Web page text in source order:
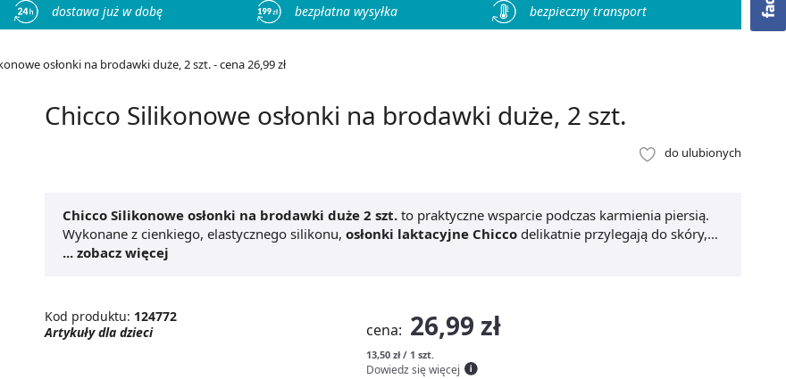
dostawa już w dobę bezpłatna wysyłka bezpieczny transport
osłonki na brodawki duże, 2 szt. - cena 26,99 zł
Chicco Silikonowe osłonki na brodawki duże, 2 szt.
do ulubionych
Chicco Silikonowe osłonki na brodawki duże 2 szt. to praktyczne wsparcie podczas karmienia piersią.
Wykonane z cienkiego, elastycznego silikonu, osłonki laktacyjne Chicco delikatnie przylegają do skóry,
pomagając łagodzić dyskomfort i podrażnienia. Dodatkowo umożliwiają naturalny kontakt skóra do skóry.
na brodawki duże 2 szt.
karmienia.
... zobacz więcej
Kod produktu: 124772
Artykuły dla dzieci
cena: 26,99 zł
13,50 zł / 1 szt.
Dowiedz się więcej